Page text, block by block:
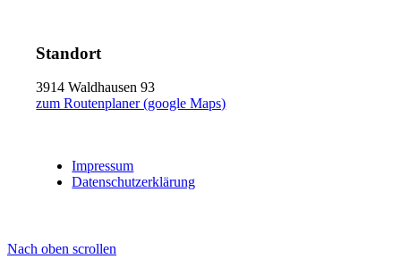
Standort
3914 Waldhausen 93
zum Routenplaner (google Maps)
Impressum
Datenschutzerklärung
Nach oben scrollen